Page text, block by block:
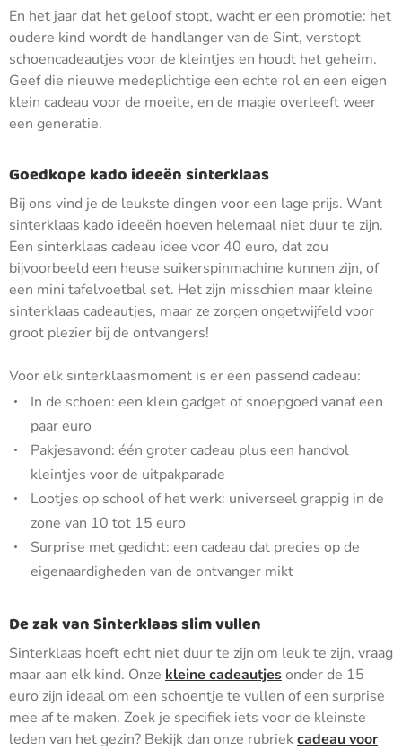
En het jaar dat het geloof stopt, wacht er een promotie: het
oudere kind wordt de handlanger van de Sint, verstopt
schoencadeautjes voor de kleintjes en houdt het geheim.
Geef die nieuwe medeplichtige een echte rol en een eigen
klein cadeau voor de moeite, en de magie overleeft weer
een generatie.
Goedkope kado ideeën sinterklaas
Bij ons vind je de leukste dingen voor een lage prijs. Want
sinterklaas kado ideeën hoeven helemaal niet duur te zijn.
Een sinterklaas cadeau idee voor 40 euro, dat zou
bijvoorbeeld een heuse suikerspinmachine kunnen zijn, of
een mini tafelvoetbal set. Het zijn misschien maar kleine
sinterklaas cadeautjes, maar ze zorgen ongetwijfeld voor
groot plezier bij de ontvangers!
Voor elk sinterklaasmoment is er een passend cadeau:
In de schoen: een klein gadget of snoepgoed vanaf een
paar euro
Pakjesavond: één groter cadeau plus een handvol
kleintjes voor de uitpakparade
Lootjes op school of het werk: universeel grappig in de
zone van 10 tot 15 euro
Surprise met gedicht: een cadeau dat precies op de
eigenaardigheden van de ontvanger mikt
De zak van Sinterklaas slim vullen
Sinterklaas hoeft echt niet duur te zijn om leuk te zijn, vraag
maar aan elk kind. Onze kleine cadeautjesonder de 15
euro zijn ideaal om een schoentje te vullen of een surprise
mee af te maken. Zoek je specifiek iets voor de kleinste
leden van het gezin? Bekijk dan onze rubriekcadeau voor